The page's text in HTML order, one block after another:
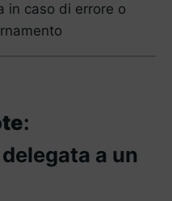
in caso di errore o
:
a un